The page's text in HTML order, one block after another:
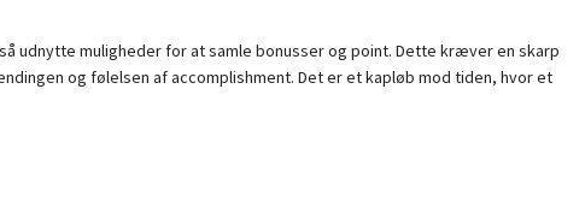
udnytte muligheder for at samle bonusser og point. Dette kræver en skarp
og følelsen af accomplishment. Det er et kapløb mod tiden, hvor et